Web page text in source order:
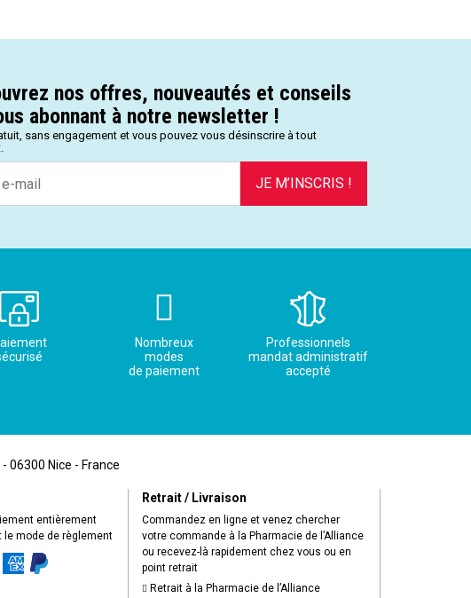
nos offres, nouveautés et conseils
abonnant à notre newsletter !
sans engagement et vous pouvez vous désinscrire à tout
JE M’INSCRIS !
Nombreux
modes
de paiement
Professionnels
mandat administratif
accepté
06300 Nice - France
entièrement
le mode de règlement
Retrait / Livraison
Commandez en ligne et venez chercher
votre commande à la Pharmacie de l’Alliance
ou recevez-là rapidement chez vous ou en
point retrait
Retrait à la Pharmacie de l’Alliance